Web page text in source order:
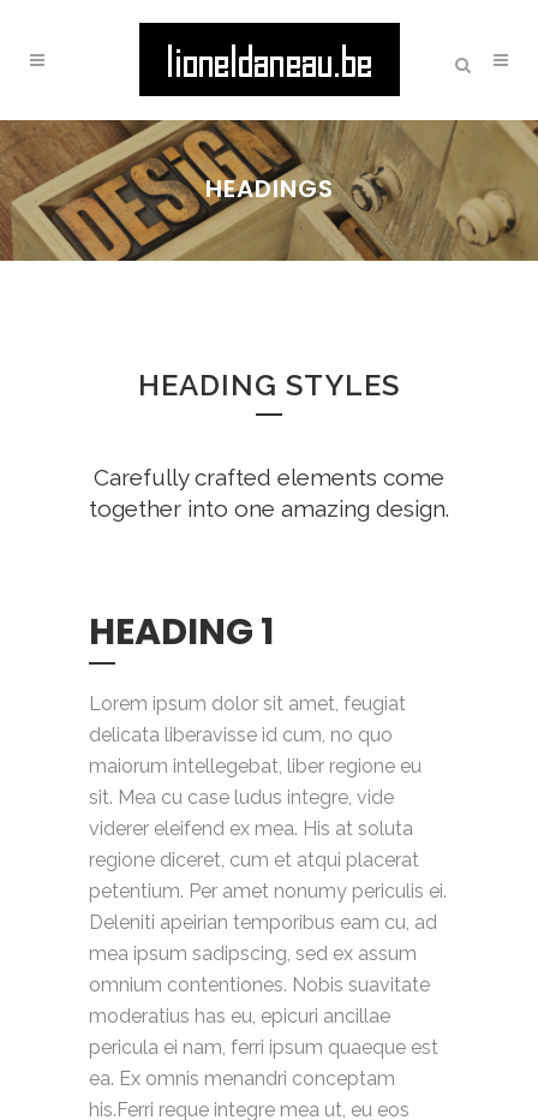
HEADINGS
HEADING STYLES
Carefully crafted elements come
together into one amazing design.
HEADING 1
Lorem ipsum dolor sit amet, feugiat
delicata liberavisse id cum, no quo
maiorum intellegebat, liber regione eu
sit. Mea cu case ludus integre, vide
viderer eleifend ex mea. His at soluta
regione diceret, cum et atqui placerat
petentium. Per amet nonumy periculis ei.
Deleniti apeirian temporibus eam cu, ad
mea ipsum sadipscing, sed ex assum
omnium contentiones. Nobis suavitate
moderatius has eu, epicuri ancillae
pericula ei nam, ferri ipsum quaeque est
ea. Ex omnis menandri conceptam
his.Ferri reque integre mea ut, eu eos